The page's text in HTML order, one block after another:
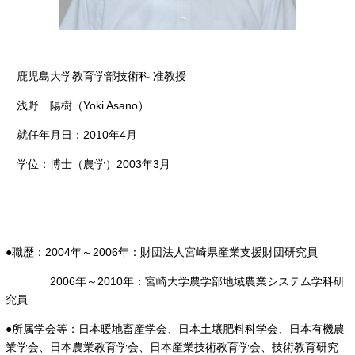
鹿児島大学教育学部技術科 准教授
浅野 陽樹（Yoki Asano）
就任年月日：2010年4月
学位：博士（農学）2003年3月
●職歴：2004年～2006年：財団法人宮崎県産業支援財団研究員
2006年～2010年：宮崎大学農学部地域農業システム学科研
究員
●所属学会等：日本暖地畜産学会、日本土壌肥料科学会、日本有機農
業学会、日本農業教育学会、日本産業技術教育学会、技術教育研究